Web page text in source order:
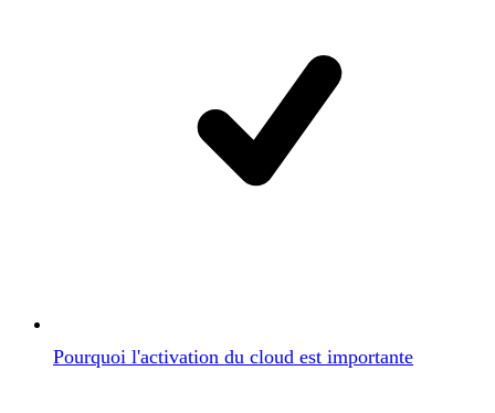
Pourquoi l'activation du cloud est importante